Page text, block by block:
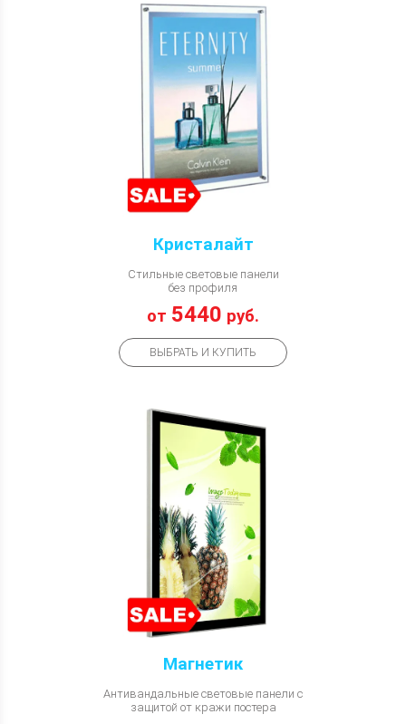
Кристалайт
Стильные световые панели
без профиля
от 5440 руб.
ВЫБРАТЬ И КУПИТЬ
Магнетик
Антивандальные световые панели с
защитой от кражи постера